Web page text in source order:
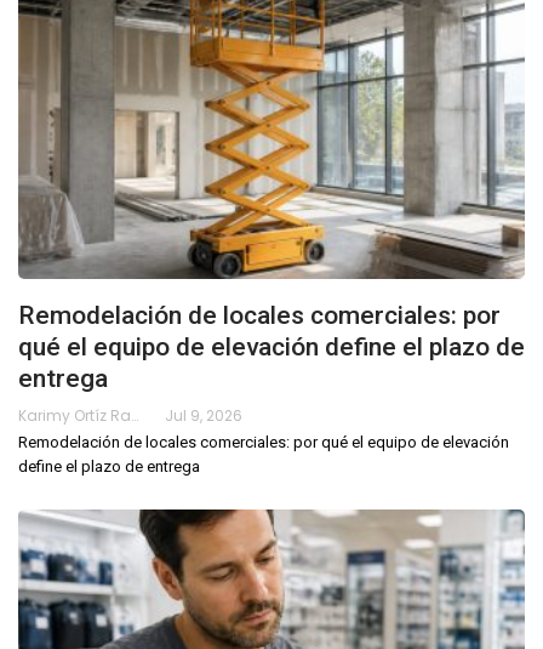
Remodelación de locales comerciales: por
qué el equipo de elevación define el plazo de
entrega
Karimy Ortíz Ramos Jul 9, 2026
Remodelación de locales comerciales: por qué el equipo de elevación
define el plazo de entrega